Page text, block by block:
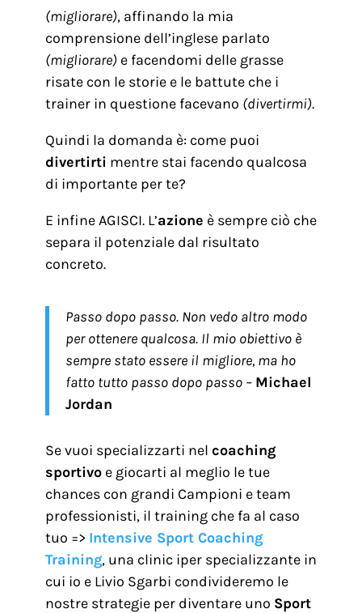
(migliorare), affinando la mia
comprensione dell’inglese parlato
(migliorare) e facendomi delle grasse
risate con le storie e le battute che i
trainer in questione facevano (divertirmi).
Quindi la domanda è: come puoi
divertirti mentre stai facendo qualcosa
di importante per te?
E infine AGISCI. L’azione è sempre ciò che
separa il potenziale dal risultato
concreto.
Passo dopo passo. Non vedo altro modo
per ottenere qualcosa. Il mio obiettivo è
sempre stato essere il migliore, ma ho
fatto tutto passo dopo passo – Michael
Jordan
Se vuoi specializzarti nel coaching
sportivo e giocarti al meglio le tue
chances con grandi Campioni e team
professionisti, il training che fa al caso
tuo => Intensive Sport Coaching
Training, una clinic iper specializzante in
cui io e Livio Sgarbi condivideremo le
nostre strategie per diventare uno Sport